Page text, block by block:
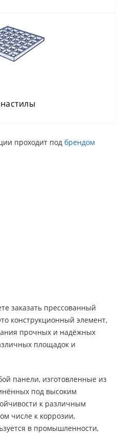
настилы
проходит под брендом
заказать прессованный
конструкционный элемент,
прочных и надёжных
площадок и
панели, изготовленные из
под высоким
к различным
числе к коррозии,
в промышленности,